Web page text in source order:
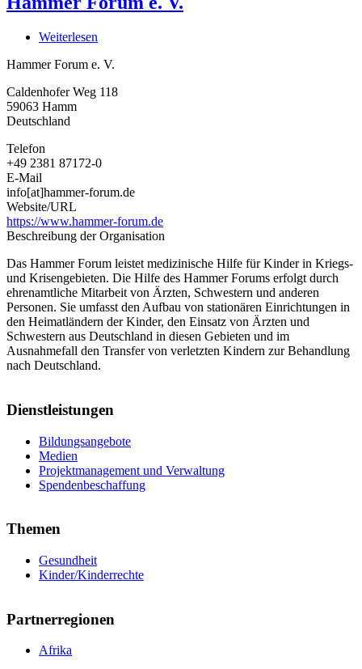
Weiterlesen
Forum
V.
Hammer Forum e. V.
Caldenhofer Weg 118
59063 Hamm
Deutschland
Telefon
+49 2381 87172-0
E-Mail
info[at]hammer-forum.de
Website/URL
https://www.hammer-forum.de
Beschreibung der Organisation
Das Hammer Forum leistet medizinische Hilfe für Kinder in Kriegs-
und Krisengebieten. Die Hilfe des Hammer Forums erfolgt durch
ehrenamtliche Mitarbeit von Ärzten, Schwestern und anderen
Personen. Sie umfasst den Aufbau von stationären Einrichtungen in
den Heimatländern der Kinder, den Einsatz von Ärzten und
Schwestern aus Deutschland in diesen Gebieten und im
Ausnahmefall den Transfer von verletzten Kindern zur Behandlung
nach Deutschland.
Dienstleistungen
Bildungsangebote
Medien
Projektmanagement und Verwaltung
Spendenbeschaffung
Themen
Gesundheit
Kinder/Kinderrechte
Partnerregionen
Afrika